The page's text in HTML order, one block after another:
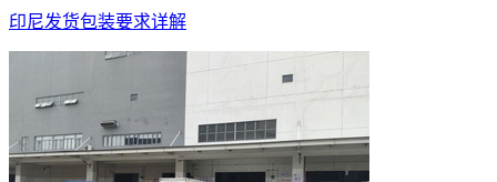
印尼发货包装要求详解